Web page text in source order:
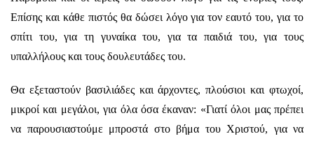
Επίσης και κάθε πιστός θα δώσει λόγο για τον εαυτό του, για το
σπίτι του, για τη γυναίκα του, για τα παιδιά του, για τους
υπαλλήλους και τους δουλευτάδες του.
Θα εξεταστούν βασιλιάδες και άρχοντες, πλούσιοι και φτωχοί,
μικροί και μεγάλοι, για όλα όσα έκαναν: «Γιατί όλοι μας πρέπει
να παρουσιαστούμε μπροστά στο βήμα του Χριστού, για να